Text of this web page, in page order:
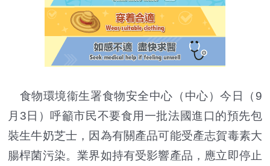
食物環境衞生署食物安全中心（中心）今日（9
月3日）呼籲市民不要食用一批法國進口的預先包
裝生牛奶芝士，因為有關產品可能受產志賀毒素大
腸桿菌污染。業界如持有受影響產品，應立即停止